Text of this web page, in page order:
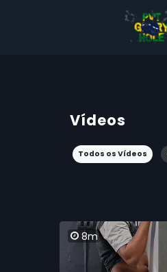
Vídeos
Todos os Vídeos
8m